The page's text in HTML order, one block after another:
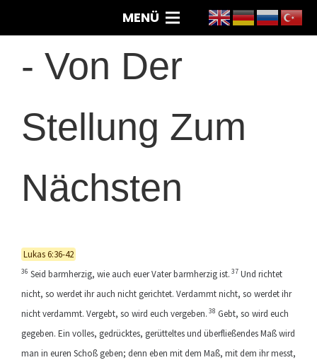
MENÜ
- Von Der
Stellung Zum
Nächsten
Lukas 6:36-42
36 Seid barmherzig, wie auch euer Vater barmherzig ist. 37 Und richtet
nicht, so werdet ihr auch nicht gerichtet. Verdammt nicht, so werdet ihr
nicht verdammt. Vergebt, so wird euch vergeben. 38 Gebt, so wird euch
gegeben. Ein volles, gedrücktes, gerütteltes und überfließendes Maß wird
man in euren Schoß geben; denn eben mit dem Maß, mit dem ihr messt,